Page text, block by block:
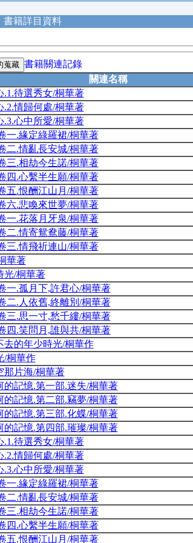
書籍詳目資料
書籍關連記錄
關連名稱
.1.待選秀女/桐華著
.2.情歸何處/桐華著
.3.心中所愛/桐華著
一.緣定綠羅裙/桐華著
二.情亂長安城/桐華著
三.相劫今生諾/桐華著
四.心繫半生願/桐華著
五.恨酬江山月/桐華著
六.悲喚來世夢/桐華著
一.花落月牙泉/桐華著
二.情寄鴛鴦藤/桐華著
三.情飛祈連山/桐華著
華著
光/桐華著
一.孤月下,許君心/桐華著
二.人依舊,終離別/桐華著
三.思一寸,愁千縷/桐華著
四.笑問月,誰與共/桐華著
去的年少時光/桐華作
/桐華作
那片海/桐華著
的記憶.第一部.迷失/桐華著
的記憶.第二部.竊夢/桐華著
的記憶.第三部.化蝶/桐華著
的記憶.第四部.璀璨/桐華著
.1.待選秀女/桐華著
.2.情歸何處/桐華著
.3.心中所愛/桐華著
一.緣定綠羅裙/桐華著
二.情亂長安城/桐華著
三.相劫今生諾/桐華著
四.心繫半生願/桐華著
五.恨酬江山月/桐華著